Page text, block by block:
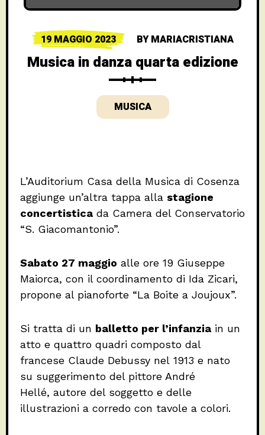
19 MAGGIO 2023 BYMARIACRISTIANA
Musica in danza quarta edizione
MUSICA
L’Auditorium Casa della Musica di Cosenza
aggiunge un’altra tappa alla stagione
concertistica da Camera del Conservatorio
“S. Giacomantonio”.
Sabato 27 maggio alle ore 19 Giuseppe
Maiorca, con il coordinamento di Ida Zicari,
propone al pianoforte “La Boite a Joujoux”.
Si tratta di un balletto per l’infanzia in un
atto e quattro quadri composto dal
francese Claude Debussy nel 1913 e nato
su suggerimento del pittore André
Hellé, autore del soggetto e delle
illustrazioni a corredo con tavole a colori.